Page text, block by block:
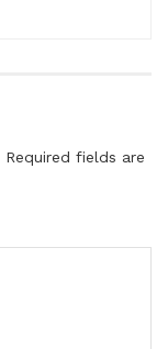
Required fields are